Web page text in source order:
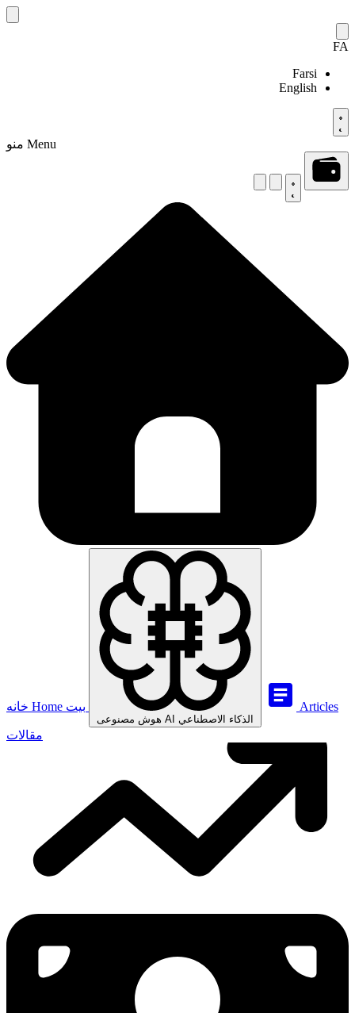
Skip
to
FA
Farsi
English
منو Menu
Home
هوش مصنوعی AI الذكاء الاصطناعي
Articles
مقالات